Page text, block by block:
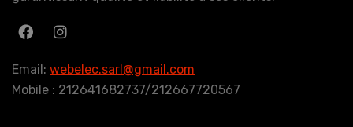
Email: webelec.sarl@gmail.com
Mobile : 212641682737/212667720567